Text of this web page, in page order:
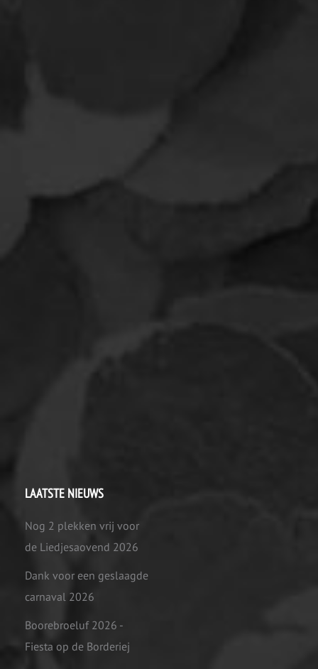
LAATSTE NIEUWS
Nog 2 plekken vrij voor
de Liedjesaovend 2026
Dank voor een geslaagde
carnaval 2026
Boorebroeluf 2026 -
Fiesta op de Borderiej